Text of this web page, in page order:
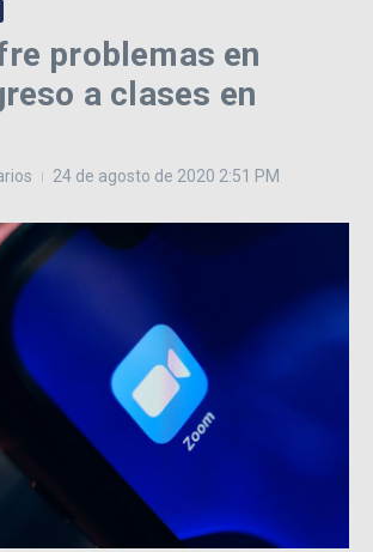
problemas en
a clases en
24 de agosto de 2020 2:51 PM